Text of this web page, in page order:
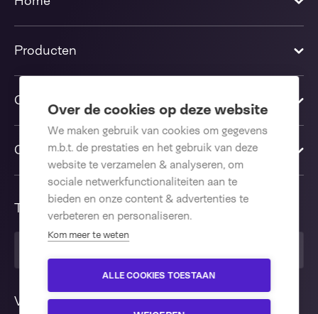
Over de cookies op deze website
We maken gebruik van cookies om gegevens
m.b.t. de prestaties en het gebruik van deze
website te verzamelen & analyseren, om
sociale netwerkfunctionaliteiten aan te
bieden en onze content & advertenties te
verbeteren en personaliseren.
Kom meer te weten
ALLE COOKIES TOESTAAN
Producten
Oplossingen
Contact us
Taal
Volg ons